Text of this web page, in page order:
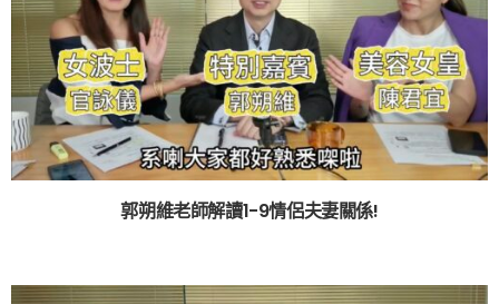
郭朔維老師解讀1-9情侶夫妻關係!